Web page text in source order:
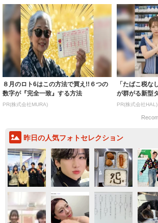
８月のロト6はこの方法で買え!!６つの
数字が『完全一致』する方法
PR(株式会社MURA)
「たばこ税な
が群がる新型
PR(株式会社HAL)
昨日の人気フォトセレクション